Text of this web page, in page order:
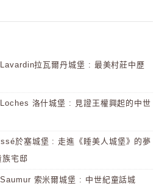
拉瓦爾丹城堡 : 最美村莊中歷
洛什城堡 : 見證王權興起的中世
於塞城堡 : 走進《睡美人城堡》的夢
族宅邸
索米爾城堡 : 中世紀童話城